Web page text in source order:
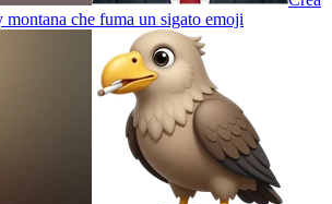
che fuma un sigato emoji